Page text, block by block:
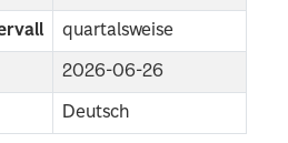
quartalsweise
2026-06-26
Deutsch